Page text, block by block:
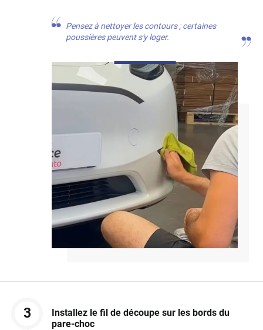
Pensez à nettoyer les contours ; certaines
poussières peuvent s'y loger.
3
Installez le fil de découpe sur les bords du
pare-choc